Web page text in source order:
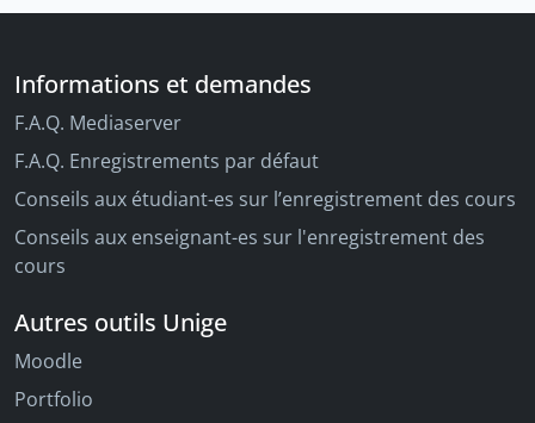
Informations et demandes
F.A.Q. Mediaserver
F.A.Q. Enregistrements par défaut
Conseils aux étudiant-es sur l’enregistrement des cours
Conseils aux enseignant-es sur l'enregistrement des
cours
Autres outils Unige
Moodle
Portfolio